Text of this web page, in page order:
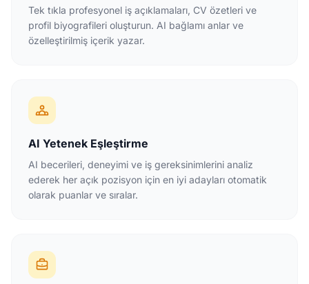
Tek tıkla profesyonel iş açıklamaları, CV özetleri ve
profil biyografileri oluşturun. AI bağlamı anlar ve
özelleştirilmiş içerik yazar.
AI Yetenek Eşleştirme
AI becerileri, deneyimi ve iş gereksinimlerini analiz
ederek her açık pozisyon için en iyi adayları otomatik
olarak puanlar ve sıralar.